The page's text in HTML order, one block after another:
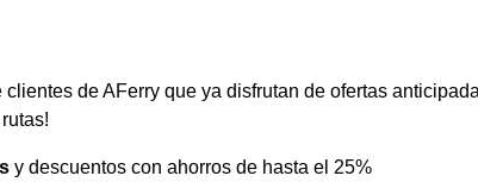
clientes de AFerry que ya disfrutan de ofertas
y descuentos con ahorros de hasta el 25%